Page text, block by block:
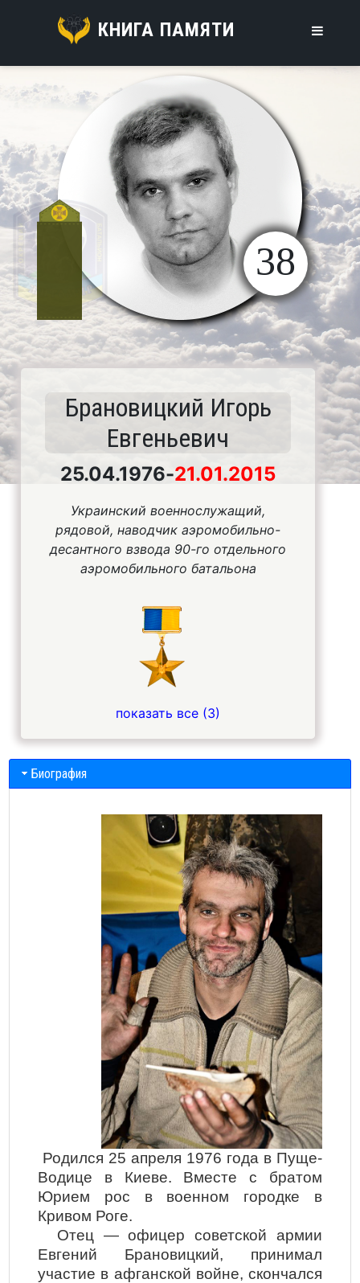
КНИГА ПАМЯТИ
38
Брановицкий Игорь
Евгеньевич
25.04.1976-21.01.2015
Украинский военнослужащий,
рядовой, наводчик аэромобильно-
десантного взвода 90-го отдельного
аэромобильного батальона
показать все (3)
Биография
Родился 25 апреля 1976 года в Пуще-
Водице в Киеве. Вместе с братом
Юрием рос в военном городке в
Кривом Роге.
Отец — офицер советской армии
Евгений Брановицкий, принимал
участие в афганской войне, скончался